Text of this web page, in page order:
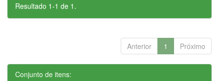
Resultado 1-1 de 1.
Anterior 1 Próximo
Conjunto de itens: